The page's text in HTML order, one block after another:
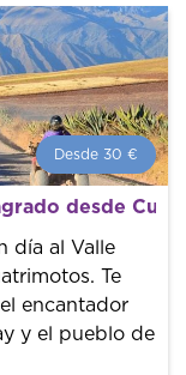
Desde 30 €
con los mejores
precio y servicio.
desde
día al Valle
Te
encantador
y el pueblo de